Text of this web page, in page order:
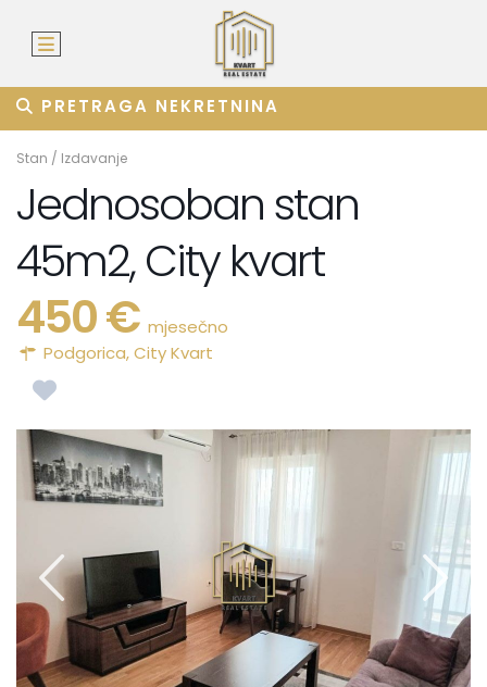
PRETRAGA NEKRETNINA
Stan / Izdavanje
Jednosoban stan
45m2, City kvart
450 € mjesečno
Podgorica,City Kvart